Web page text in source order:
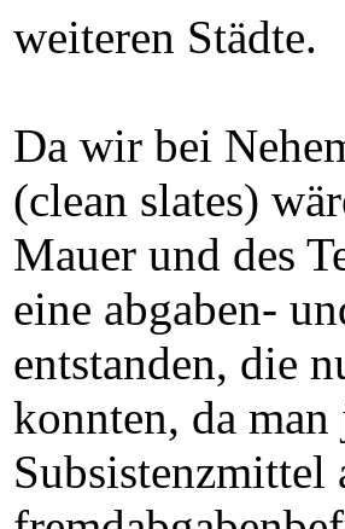
weiteren Städte.
Da wir bei
(clean slates)
Mauer und des
eine abgaben-
entstanden, die
konnten, da